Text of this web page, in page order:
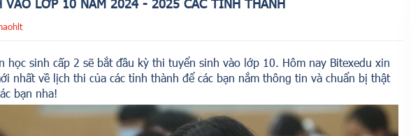
VÀO LỚP 10 NĂM 2024 - 2025 CÁC TỈNH THÀNH
học sinh cấp 2 sẽ bắt đầu kỳ thi tuyển sinh vào lớp 10. Hôm nay Bitexedu xin
nhất về lịch thi của các tỉnh thành để các bạn nắm thông tin và chuẩn bị thật
bạn nha!